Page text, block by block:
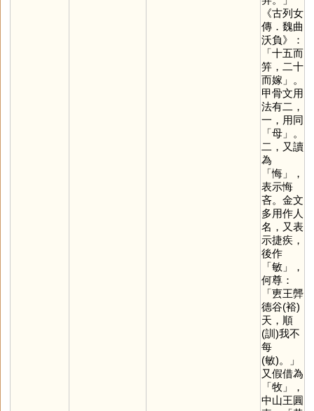
《古列女
傳．魏曲
沃負》：
「十五而
笄，二十
而嫁」。
甲骨文用
法有二，
一，用同
「母」。
二，又讀
為
「悔」，
表示悔
吝。金文
多用作人
名，又表
示捷疾，
後作
「敏」，
何尊：
「叀王龏
德谷(裕)
天，順
(訓)我不
每
(敏)。」
又假借為
「牧」，
中山王圓